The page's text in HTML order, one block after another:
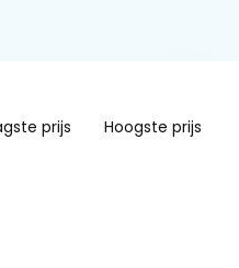
prijs Hoogste prijs